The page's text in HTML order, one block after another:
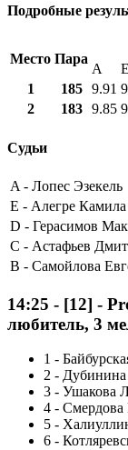
Подробные
Место Пара
A E
1
185 9.91
2
183 9.85
Судьи
A - Лопес Эзекель
E - Алегре Камила
D - Герасимов
C - Астафьев
B - Самойлова
14:25 - [12] -
любитель, 3
1 -
2 - Дубинина
3 - Ушакова
4 - Смердова
5 -
6 -